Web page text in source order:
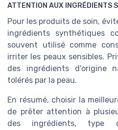
ATTENTION AUX INGRÉDIENTS
Pour les produits de soin,
ingrédients synthétiques
souvent utilisé comme
irriter les peaux sensibles.
des ingrédients d'origine
tolérés par la peau.
En résumé, choisir la
de prêter attention à
des ingrédients, type